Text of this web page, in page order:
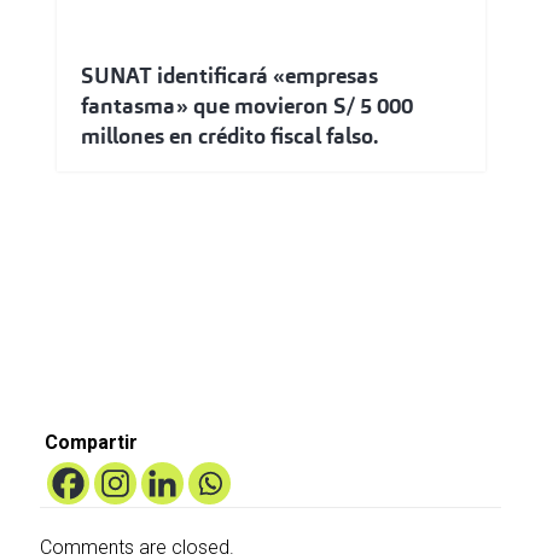
SUNAT identificará «empresas
fantasma» que movieron S/ 5 000
millones en crédito fiscal falso.
Compartir
Comments are closed.